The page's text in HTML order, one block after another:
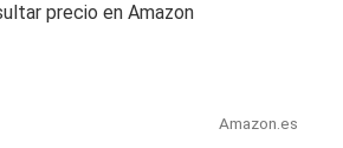
precio en Amazon
Amazon.es